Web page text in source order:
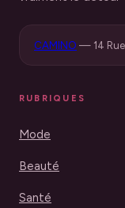
CAMINO —14
RUBRIQUES
Mode
Beauté
Santé